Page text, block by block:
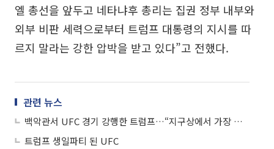
엘 총선을 앞두고 네타냐후 총리는 집권 정부 내부와
외부 비판 세력으로부터 트럼프 대통령의 지시를 따
르지 말라는 강한 압박을 받고 있다”고 전했다.
관련 뉴스
백악관서 UFC 경기 강행한 트럼프…“지구상에서 가장 위대한 쇼”
트럼프 생일파티 된 UFC